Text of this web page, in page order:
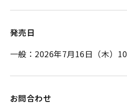
発売日
一般：2026年7月16日（木）
お問合わせ